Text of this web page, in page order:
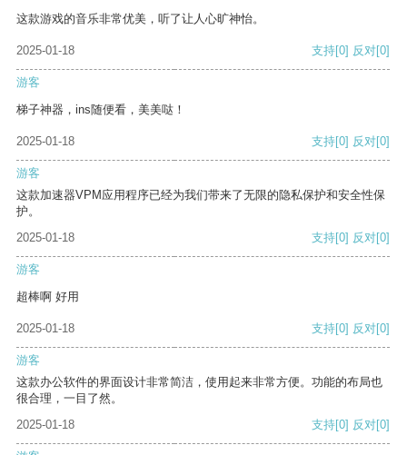
这款游戏的音乐非常优美，听了让人心旷神怡。
2025-01-18 支持[0] 反对[0]
游客
梯子神器，ins随便看，美美哒！
2025-01-18 支持[0] 反对[0]
游客
这款加速器VPM应用程序已经为我们带来了无限的隐私保护和安全性保
护。
2025-01-18
支持[0] 反对[0]
游客
超棒啊 好用
2025-01-18 支持[0] 反对[0]
游客
这款办公软件的界面设计非常简洁，使用起来非常方便。功能的布局也
很合理，一目了然。
2025-01-18
支持[0] 反对[0]